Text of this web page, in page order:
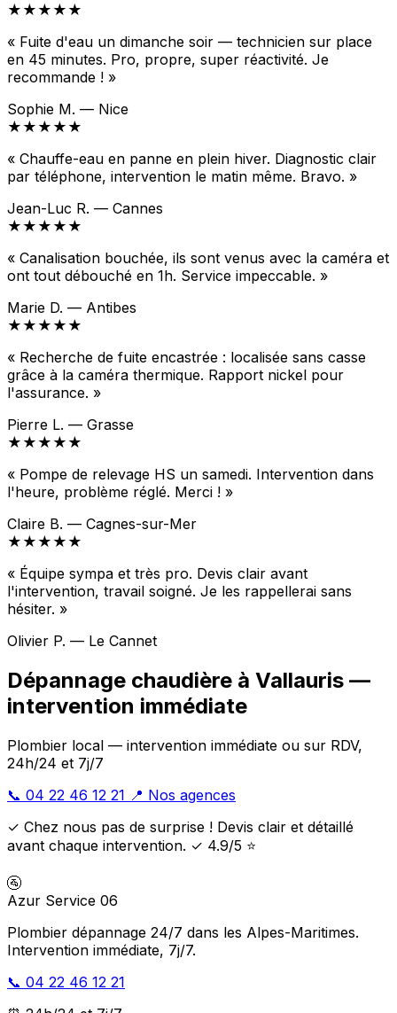
★★★★★
« Fuite d'eau un dimanche soir — technicien sur place
en 45 minutes. Pro, propre, super réactivité. Je
recommande ! »
Sophie M. — Nice
★★★★★
« Chauffe-eau en panne en plein hiver. Diagnostic clair
par téléphone, intervention le matin même. Bravo. »
Jean-Luc R. — Cannes
★★★★★
« Canalisation bouchée, ils sont venus avec la caméra et
ont tout débouché en 1h. Service impeccable. »
Marie D. — Antibes
★★★★★
« Recherche de fuite encastrée : localisée sans casse
grâce à la caméra thermique. Rapport nickel pour
l'assurance. »
Pierre L. — Grasse
★★★★★
« Pompe de relevage HS un samedi. Intervention dans
l'heure, problème réglé. Merci ! »
Claire B. — Cagnes-sur-Mer
★★★★★
« Équipe sympa et très pro. Devis clair avant
l'intervention, travail soigné. Je les rappellerai sans
hésiter. »
Olivier P. — Le Cannet
Dépannage chaudière à Vallauris —
intervention immédiate
Plombier local — intervention immédiate ou sur RDV,
24h/24 et 7j/7
📞 04 22 46 12 21 📍 Nos agences
✓ Chez nous pas de surprise ! Devis clair et détaillé
avant chaque intervention. ✓ 4.9/5 ⭐
🚰
Azur Service 06
Plombier dépannage 24/7 dans les Alpes-Maritimes.
Intervention immédiate, 7j/7.
📞 04 22 46 12 21